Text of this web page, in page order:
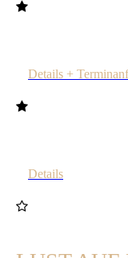
Details +
Details